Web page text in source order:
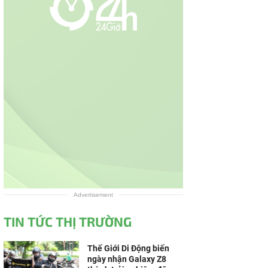
Advertisement
TIN TỨC THỊ TRƯỜNG
Thế Giới Di Động biến
ngày nhận Galaxy Z8